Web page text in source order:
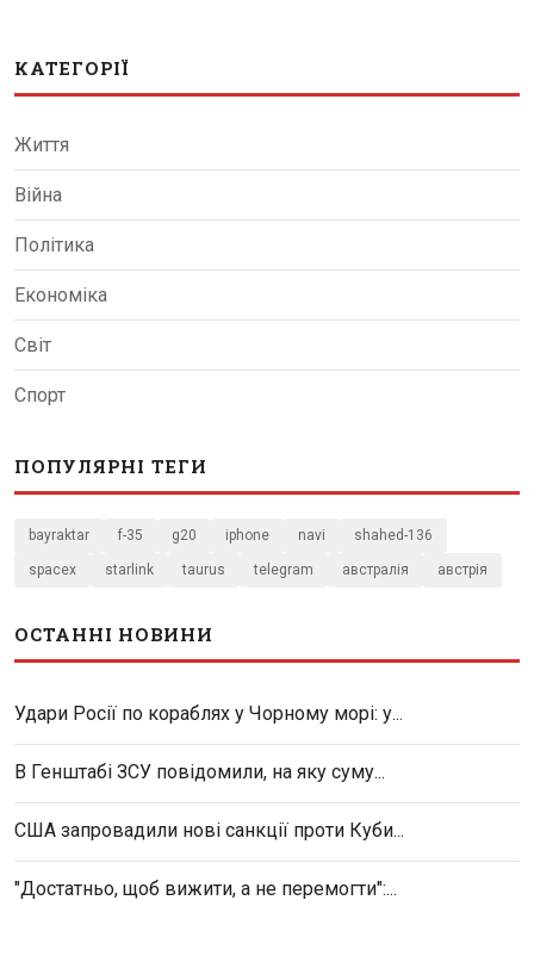
КАТЕГОРІЇ
Життя
Війна
Політика
Економіка
Світ
Спорт
ПОПУЛЯРНІ ТЕГИ
bayraktar f-35 g20 iphone navi shahed-136
spacex starlink taurus telegram австралія австрія
ОСТАННІ НОВИНИ
Удари Росії по кораблях у Чорному морі: у...
В Генштабі ЗСУ повідомили, на яку суму...
США запровадили нові санкції проти Куби...
"Достатньо, щоб вижити, а не перемогти":...